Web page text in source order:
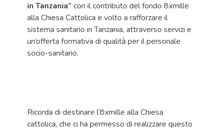
in Tanzania” con il contributo del fondo 8xmille
alla Chiesa Cattolica e volto a rafforzare il
sistema sanitario in Tanzania, attraverso servizi e
un’offerta formativa di qualità per il personale
socio-sanitario.
Ricorda di destinare l’8xmille alla Chiesa
cattolica, che ci ha permesso di realizzare questo